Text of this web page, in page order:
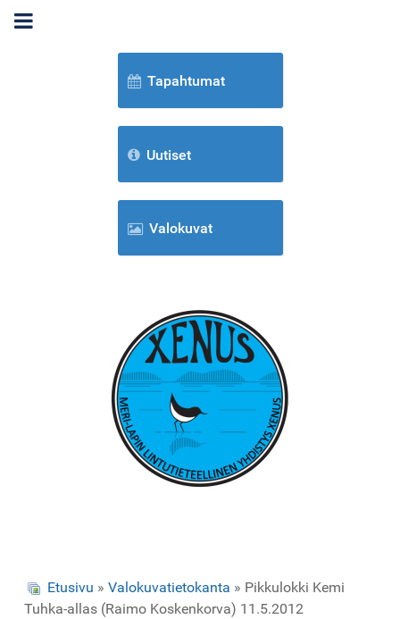
Tapahtumat
Uutiset
Valokuvat
Etusivu » Valokuvatietokanta » Pikkulokki Kemi
Tuhka-allas (Raimo Koskenkorva) 11.5.2012